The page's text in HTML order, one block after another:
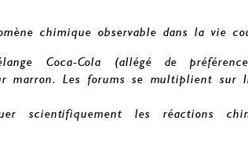
chimique observable dans la vie
Coca-Cola (allégé de
marron. Les forums se multiplient sur
scientifiquement les réactions